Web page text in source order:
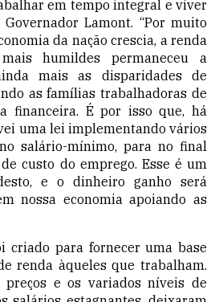
em tempo integral e viver
Governador Lamont. “Por muito
da nação crescia, a renda
humildes permaneceu a
mais as disparidades de
as famílias trabalhadoras de
financeira. É por isso que, há
uma lei implementando vários
salário-mínimo, para no final
custo do emprego. Esse é um
e o dinheiro ganho será
nossa economia apoiando as
criado para fornecer uma base
renda àqueles que trabalham.
preços e os variados níveis de